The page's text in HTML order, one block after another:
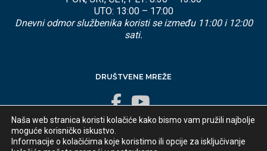
UTO: 13:00 – 17:00
Dnevni odmor službenika koristi se između 11:00 i 12:00
sati.
DRUŠTVENE MREŽE
Naša web stranica koristi kolačiće kako bismo vam pružili najbolje
moguće korisničko iskustvo.
Informacije o kolačićima koje koristimo ili opcije za isključivanje